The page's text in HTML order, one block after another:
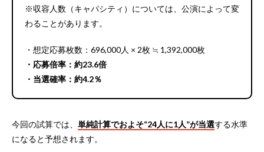
※収容人数（キャパシティ）については、公演によって変
わることがあります。
・想定応募枚数：696,000人 × 2枚 ≒ 1,392,000枚
・応募倍率：約23.6倍
・当選確率：約4.2％
今回の試算では、 単純計算でおよそ“24人に1人”が当選する水準
になると予想されます。